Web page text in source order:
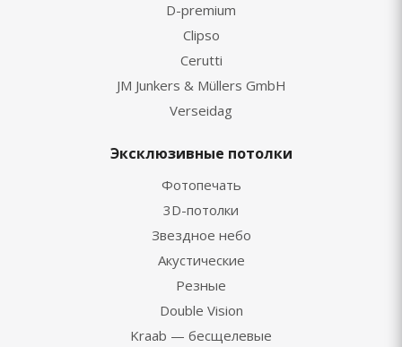
D-premium
Clipso
Cerutti
JM Junkers & Müllers GmbH
Verseidag
Эксклюзивные потолки
Фотопечать
3D-потолки
Звездное небо
Акустические
Резные
Double Vision
Kraab — бесщелевые